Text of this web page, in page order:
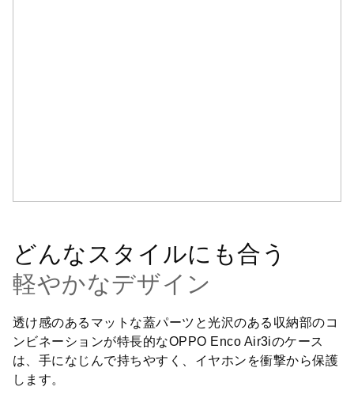
どんなスタイルにも合う
軽やかなデザイン
透け感のあるマットな蓋パーツと光沢のある収納部のコ
ンビネーションが特長的なOPPO Enco Air3iのケース
は、手になじんで持ちやすく、イヤホンを衝撃から保護
します。